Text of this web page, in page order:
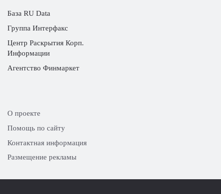
База RU Data
Группа Интерфакс
Центр Раскрытия Корп.
Информации
Агентство Финмаркет
О проекте
Помощь по сайту
Контактная информация
Размещение рекламы